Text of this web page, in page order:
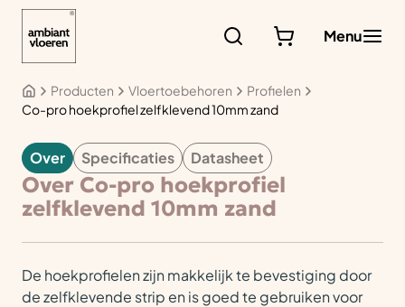
Menu
Producten Vloertoebehoren
Profielen
Co-pro hoekprofiel zelfklevend 10mm zand
VLOERTOEBEHOREN
Over Specificaties Datasheet
Over Co-pro hoekprofiel
zelfklevend 10mm zand
De hoekprofielen zijn makkelijk te bevestiging door
de zelfklevende strip en is goed te gebruiken voor